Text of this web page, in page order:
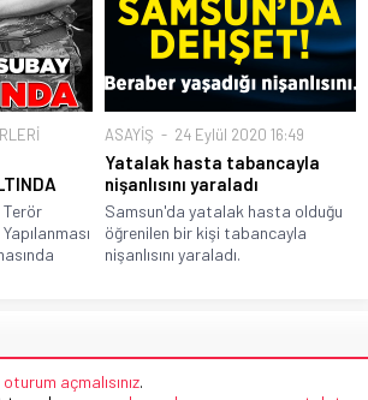
Terör
ASAYİŞ 24 Eylül 2020 16:49
Yatalak hasta tabancayla
nişanlısını yaraladı
Samsun'da yatalak hasta olduğu
öğrenilen bir kişi tabancayla
nişanlısını yaraladı.
oturum açmalısınız.